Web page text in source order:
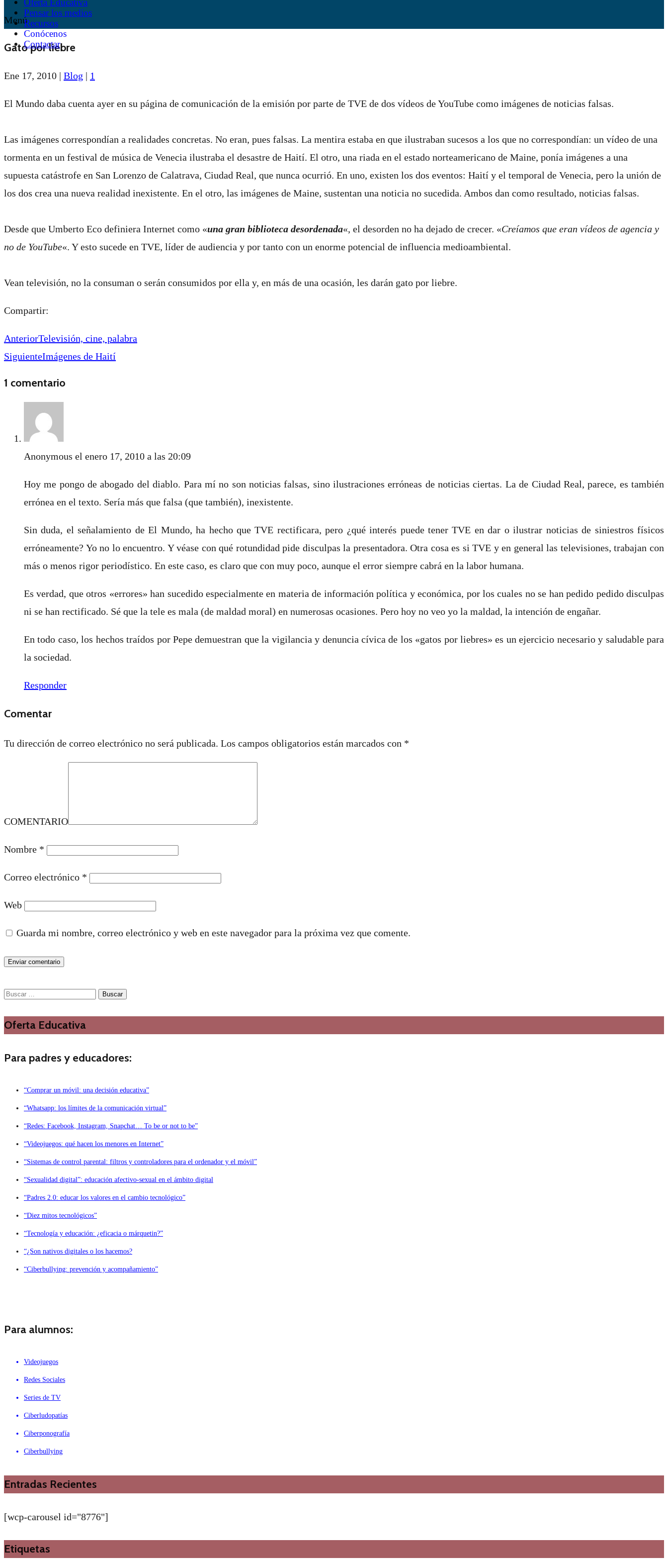
Pensar los medios
Recursos
Conócenos
Contactar
Menú
Gato por liebre
Ene 17, 2010 | Blog | 1
El Mundo daba cuenta ayer en su página de comunicación de la emisión por parte de TVE de dos vídeos de YouTube como imágenes de noticias falsas.
Las imágenes correspondían a realidades concretas. No eran, pues falsas. La mentira estaba en que ilustraban sucesos a los que no correspondían: un vídeo de una
tormenta en un festival de música de Venecia ilustraba el desastre de Haití. El otro, una riada en el estado norteamericano de Maine, ponía imágenes a una
supuesta catástrofe en San Lorenzo de Calatrava, Ciudad Real, que nunca ocurrió. En uno, existen los dos eventos: Haití y el temporal de Venecia, pero la unión de
los dos crea una nueva realidad inexistente. En el otro, las imágenes de Maine, sustentan una noticia no sucedida. Ambos dan como resultado, noticias falsas.
Desde que Umberto Eco definiera Internet como «una gran biblioteca desordenada«, el desorden no ha dejado de crecer. «Creíamos que eran vídeos de agencia y
no de YouTube«. Y esto sucede en TVE, líder de audiencia y por tanto con un enorme potencial de influencia medioambiental.
Vean televisión, no la consuman o serán consumidos por ella y, en más de una ocasión, les darán gato por liebre.
Compartir:
AnteriorTelevisión, cine, palabra
SiguienteImágenes de Haití
1 comentario
Anonymous el enero 17, 2010 a las 20:09
Hoy me pongo de abogado del diablo. Para mí no son noticias falsas, sino ilustraciones erróneas de noticias ciertas. La de Ciudad Real, parece, es también
errónea en el texto. Sería más que falsa (que también), inexistente.
Sin duda, el señalamiento de El Mundo, ha hecho que TVE rectificara, pero ¿qué interés puede tener TVE en dar o ilustrar noticias de siniestros físicos
erróneamente? Yo no lo encuentro. Y véase con qué rotundidad pide disculpas la presentadora. Otra cosa es si TVE y en general las televisiones, trabajan con
más o menos rigor periodístico. En este caso, es claro que con muy poco, aunque el error siempre cabrá en la labor humana.
Es verdad, que otros «errores» han sucedido especialmente en materia de información política y económica, por los cuales no se han pedido pedido disculpas
ni se han rectificado. Sé que la tele es mala (de maldad moral) en numerosas ocasiones. Pero hoy no veo yo la maldad, la intención de engañar.
En todo caso, los hechos traídos por Pepe demuestran que la vigilancia y denuncia cívica de los «gatos por liebres» es un ejercicio necesario y saludable para
la sociedad.
Responder
Comentar
Tu dirección de correo electrónico no será publicada. Los campos obligatorios están marcados con *
COMENTARIO
Nombre *
Correo electrónico *
Web
Guarda mi nombre, correo electrónico y web en este navegador para la próxima vez que comente.
Buscar:
Oferta Educativa
Para padres y educadores:
“Comprar un móvil: una decisión educativa”
“Whatsapp: los límites de la comunicación virtual”
“Redes: Facebook, Instagram, Snapchat… To be or not to be”
“Videojuegos: qué hacen los menores en Internet”
“Sistemas de control parental: filtros y controladores para el ordenador y el móvil”
“Sexualidad digital”: educación afectivo-sexual en el ámbito digital
“Padres 2.0: educar los valores en el cambio tecnológico”
“Diez mitos tecnológicos”
“Tecnología y educación: ¿eficacia o márquetin?”
“¿Son nativos digitales o los hacemos?
“Ciberbullying: prevención y acompañamiento”
Para alumnos:
Videojuegos
Redes Sociales
Series de TV
Ciberludopatías
Ciberponografía
Ciberbullying
Entradas Recientes
[wcp-carousel id="8776"]
Etiquetas